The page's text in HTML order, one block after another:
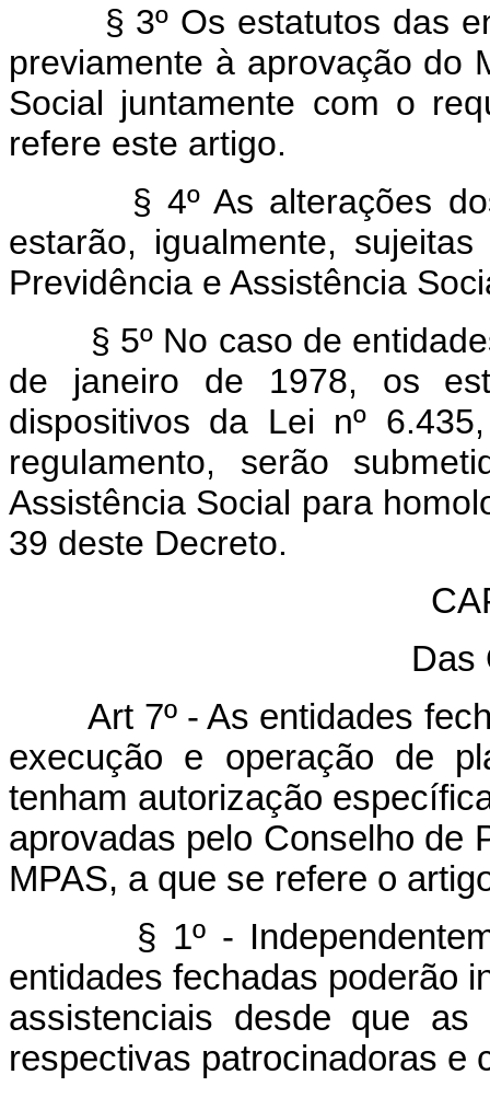
§ 3º Os estatutos das
previamente à aprovação do
Social juntamente com o
refere este artigo.
§ 4º As alterações dos
estarão, igualmente,
Previdência e Assistência
§ 5º No caso de entidades
de janeiro de 1978, os
dispositivos da Lei nº
regulamento, serão
Assistência Social para
39 deste Decreto.
Das
Art 7º - As entidades
execução e operação de
tenham autorização
aprovadas pelo Conselho de
MPAS, a que se refere o
§ 1º -
entidades fechadas poderão
assistenciais desde que as
respectivas patrocinadoras e